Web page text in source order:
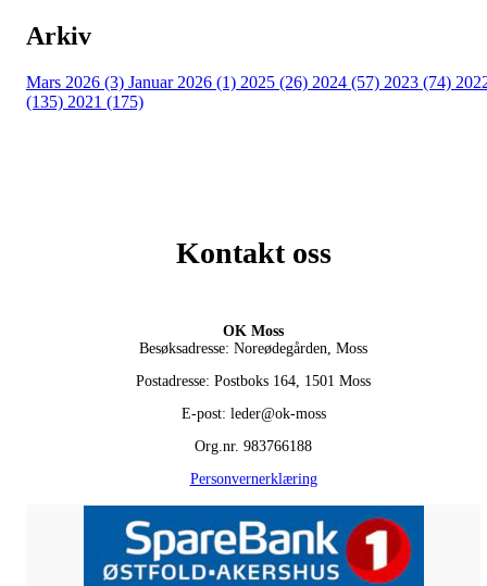
Arkiv
Mars 2026 (3) Januar 2026 (1) 2025 (26) 2024 (57) 2023 (74)
(135) 2021 (175)
Kontakt oss
OK Moss
Besøksadresse: Noreødegården, Moss
Postadresse: Postboks 164, 1501 Moss
E-post: leder@ok-moss
Org.nr. 983766188
Personvernerklæring